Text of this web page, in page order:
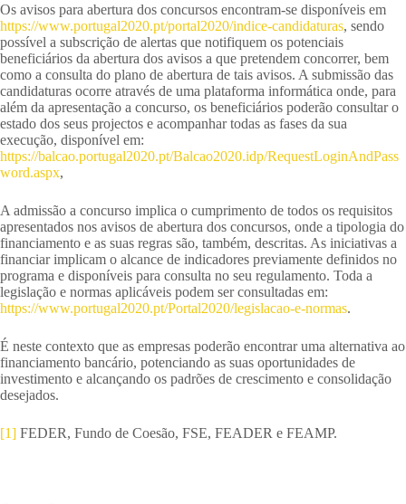
Os avisos para abertura dos concursos encontram-se disponíveis em
https://www.portugal2020.pt/portal2020/indice-candidaturas, sendo
possível a subscrição de alertas que notifiquem os potenciais
beneficiários da abertura dos avisos a que pretendem concorrer, bem
como a consulta do plano de abertura de tais avisos. A submissão das
candidaturas ocorre através de uma plataforma informática onde, para
além da apresentação a concurso, os beneficiários poderão consultar o
estado dos seus projectos e acompanhar todas as fases da sua
execução, disponível em:
https://balcao.portugal2020.pt/Balcao2020.idp/RequestLoginAndPass
word.aspx,
A admissão a concurso implica o cumprimento de todos os requisitos
apresentados nos avisos de abertura dos concursos, onde a tipologia do
financiamento e as suas regras são, também, descritas. As iniciativas a
financiar implicam o alcance de indicadores previamente definidos no
programa e disponíveis para consulta no seu regulamento. Toda a
legislação e normas aplicáveis podem ser consultadas em:
https://www.portugal2020.pt/Portal2020/legislacao-e-normas.
É neste contexto que as empresas poderão encontrar uma alternativa ao
financiamento bancário, potenciando as suas oportunidades de
investimento e alcançando os padrões de crescimento e consolidação
desejados.
[1] FEDER, Fundo de Coesão, FSE, FEADER e FEAMP.